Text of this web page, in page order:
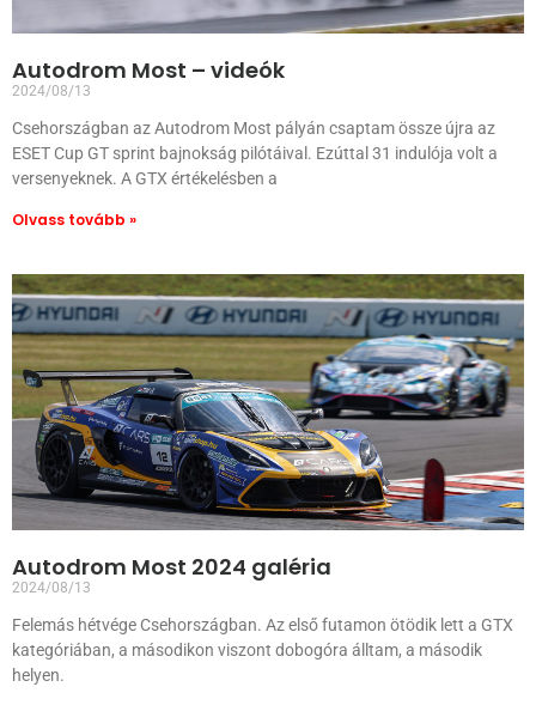
Autodrom Most – videók
2024/08/13
Csehországban az Autodrom Most pályán csaptam össze újra az
ESET Cup GT sprint bajnokság pilótáival. Ezúttal 31 indulója volt a
versenyeknek. A GTX értékelésben a
Olvass tovább »
Autodrom Most 2024 galéria
2024/08/13
Felemás hétvége Csehországban. Az első futamon ötödik lett a GTX
kategóriában, a másodikon viszont dobogóra álltam, a második
helyen.